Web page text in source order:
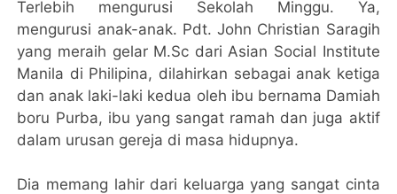
Terlebih mengurusi Sekolah Minggu. Ya,
mengurusi anak-anak. Pdt. John Christian Saragih
yang meraih gelar M.Sc dari Asian Social Institute
Manila di Philipina, dilahirkan sebagai anak ketiga
dan anak laki-laki kedua oleh ibu bernama Damiah
boru Purba, ibu yang sangat ramah dan juga aktif
dalam urusan gereja di masa hidupnya.
Dia memang lahir dari keluarga yang sangat cinta